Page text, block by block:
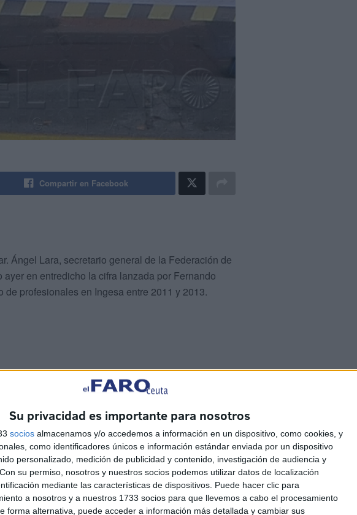
Su privacidad es importante para nosotros
socios almacenamos y/o accedemos a información en un dispositivo, como cookies, y
como identificadores únicos e información estándar enviada por un dispositivo
personalizado, medición de publicidad y contenido, investigación de audiencia y
Con su permiso, nosotros y nuestros socios podemos utilizar datos de localización
mediante las características de dispositivos. Puede hacer clic para
a nosotros y a nuestros 1733 socios para que llevemos a cabo el procesamiento
forma alternativa, puede acceder a información más detallada y cambiar sus
Compartir en Facebook
Ángel Lara, secretario general de la Federación de
en entredicho la cifra lanzada por Fernando
profesionales en Ingesa entre 2011 y 2013.